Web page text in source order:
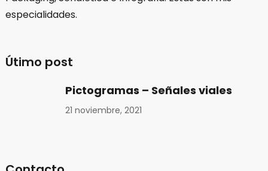
especialidades.
Útimo post
Pictogramas – Señales viales
21 noviembre, 2021